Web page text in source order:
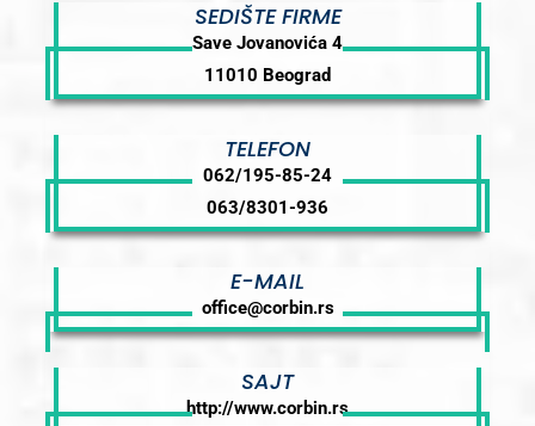
SEDIŠTE FIRME
Save Jovanovića 4
11010 Beograd
TELEFON
062/195-85-24
063/8301-936
E-MAIL
office@corbin.rs
SAJT
http://www.corbin.rs